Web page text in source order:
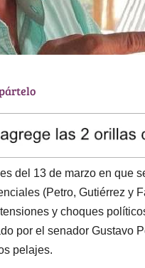
del 13 de marzo en que
(Petro, Gutiérrez y
y choques
por el senador Gustavo
pelajes.